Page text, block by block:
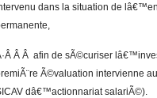
dans la situation de
Â Â afin de sÃ©curiser
Ã©valuation intervienne
dâ€™actionnariat salariÃ©).